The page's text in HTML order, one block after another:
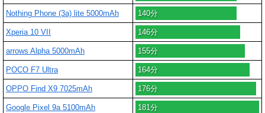
Nothing Phone (3a) lite 5000mAh 140分
Xperia 10 VII 146分
arrows Alpha 5000mAh 155分
POCO F7 Ultra 164分
OPPO Find X9 7025mAh 176分
Google Pixel 9a 5100mAh 181分